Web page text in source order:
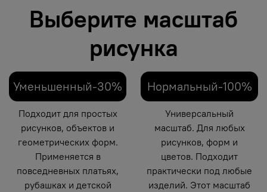
Выберите масштаб
рисунка
Уменьшенный-30%
Подходит для простых
рисунков, объектов и
геометрических форм.
Применяется в
повседневных платьях,
рубашках и детской
Нормальный-100%
Универсальный
масштаб. Для любых
рисунков, форм и
цветов. Подходит
практически под любые
изделий. Этот масштаб